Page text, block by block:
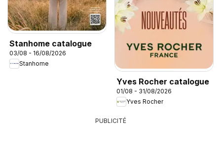
Stanhome catalogue
03/08 - 16/08/2026
Stanhome
Yves Rocher catalogue
01/08 - 31/08/2026
Yves Rocher
PUBLICITÉ